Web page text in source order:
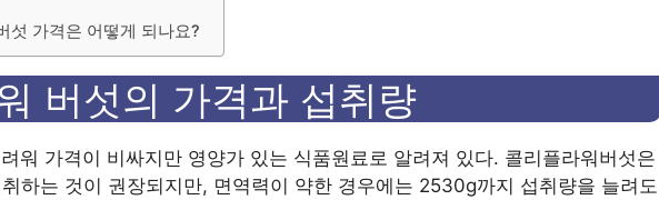
섯 가격은 어떻게 되나요?
버섯의 가격과 섭취량
워 가격이 비싸지만 영양가 있는 식품원료로 알려져 있다. 콜리플라워버섯은
하는 것이 권장되지만, 면역력이 약한 경우에는 2530g까지 섭취량을 늘려도